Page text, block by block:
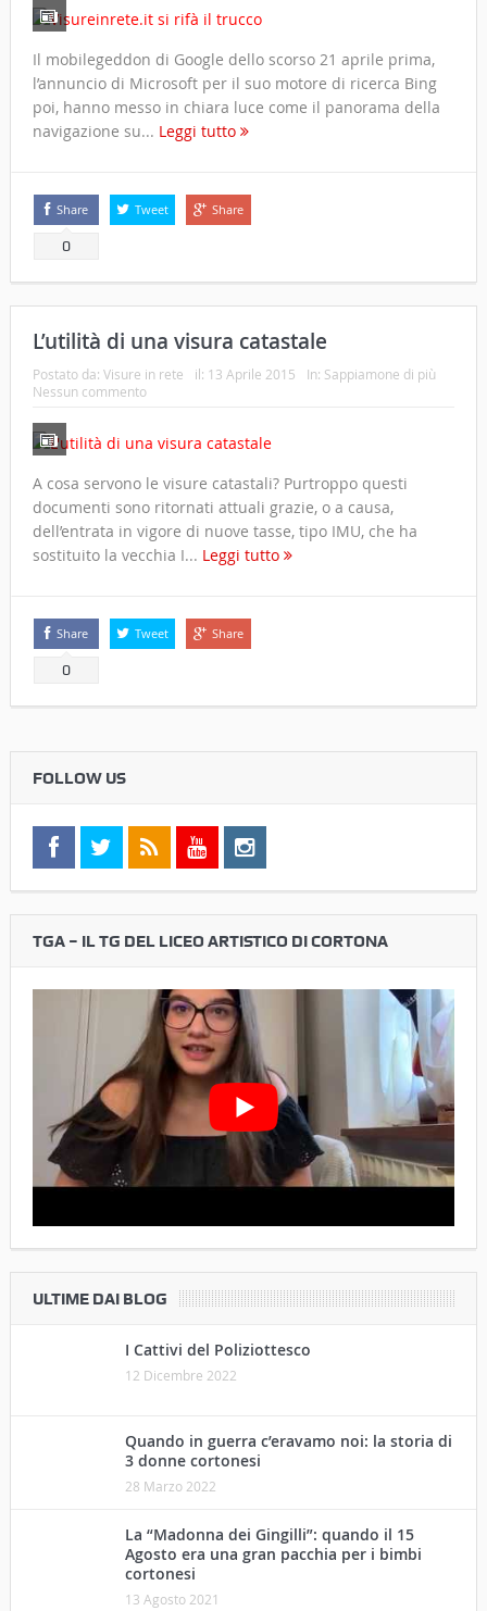
Il mobilegeddon di Google dello scorso 21 aprile prima,
l’annuncio di Microsoft per il suo motore di ricerca Bing
poi, hanno messo in chiara luce come il panorama della
navigazione su... Leggi tutto
Share
0
Tweet Share
L’utilità di una visura catastale
Postato da: Visure in rete il: 13 Aprile 2015 In: Sappiamone di più
Nessun commento
A cosa servono le visure catastali? Purtroppo questi
documenti sono ritornati attuali grazie, o a causa,
dell’entrata in vigore di nuove tasse, tipo IMU, che ha
sostituito la vecchia I... Leggi tutto
Share
0
Tweet Share
FOLLOW US
TGA – IL TG DEL LICEO ARTISTICO DI CORTONA
ULTIME DAI BLOG
I Cattivi del Poliziottesco
12 Dicembre 2022
Quando in guerra c’eravamo noi: la storia di
3 donne cortonesi
28 Marzo 2022
La “Madonna dei Gingilli”: quando il 15
Agosto era una gran pacchia per i bimbi
cortonesi
13 Agosto 2021